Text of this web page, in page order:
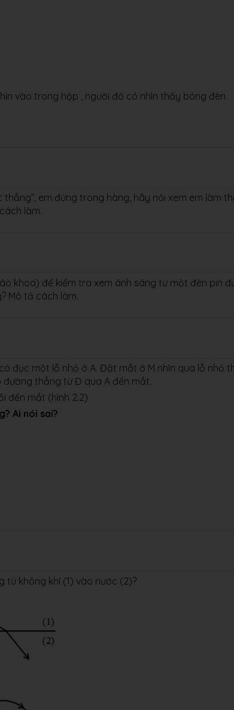
vào trong hộp , người đó có nhìn thấy bóng đèn
em đứng trong hàng, hãy nói xem em làm
làm.
khoa) để kiểm tra xem ánh sáng từ một đèn pin
Mô tả cách làm.
đục một lỗ nhỏ ở A. Đặt mắt ở M nhìn qua lỗ nhỏ
đường thẳng từ Đ qua A đến mắt.
đến mắt (hình 2.2)
Ai nói sai?
từ không khí (1) vào nước (2)?